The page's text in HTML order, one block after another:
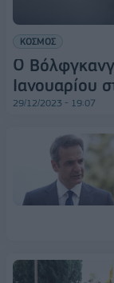
ΚΟΣΜΟΣ
Ο
Ιανουαρίου
29/12/2023 - 19:07